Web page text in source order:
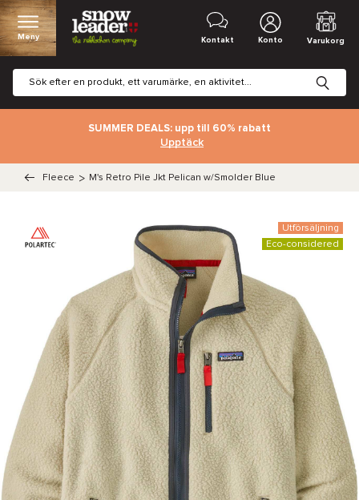
Meny Kontakt Konto Varukorg
SUMMER DEALS: upp till 60% rabatt
Upptäck
Fleece > M's Retro Pile Jkt Pelican w/Smolder Blue
Utförsäljning
Eco-considered